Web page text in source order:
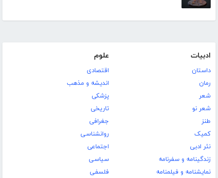
ادبیات
داستان
رمان
شعر
شعر نو
طنز
کمیک
نثر ادبی
زندگینامه و سفرنامه
نمایشنامه و فیلمنامه
علوم
اقتصادی
اندیشه و مذهب
پزشکی
تاریخی
جغرافی
روانشناسی
اجتماعی
سیاسی
فلسفی